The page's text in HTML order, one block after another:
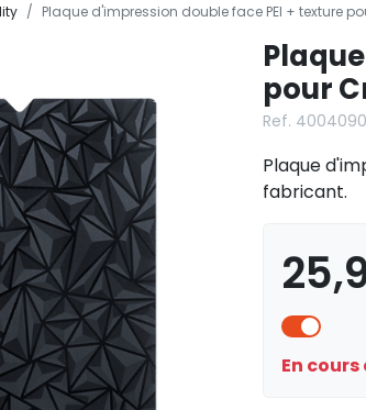
Plaque d'impression double face PEI + texture
pour
Ref.
Plaque
fabricant.
En